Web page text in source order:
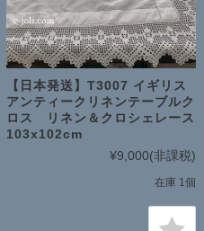
【日本発送】T3007 イギリス
アンティークリネンテーブルク
ロス リネン＆クロシェレース
103x102cm
¥9,000(非課税)
在庫 1個